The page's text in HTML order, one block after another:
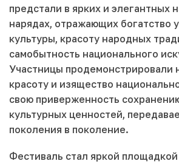
предстали в ярких и элегантных
нарядах, отражающих богатство
культуры, красоту народных
самобытность национального
Участницы продемонстрировали
красоту и изящество
свою приверженность
культурных ценностей,
поколения в поколение.
Фестиваль стал яркой